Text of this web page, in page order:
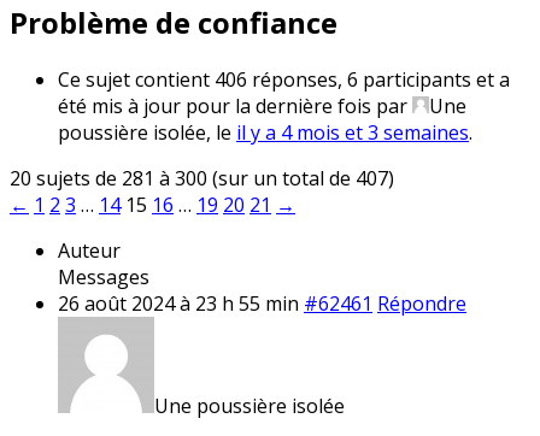
Problème de confiance
Ce sujet contient 406 réponses, 6 participants et a
été mis à jour pour la dernière fois par
Une
poussière isolée, le il y a 4 mois et 3 semaines.
20 sujets de 281 à 300 (sur un total de 407)
← 1 2 3 … 14 15 16 … 19 20 21 →
Auteur
Messages
26 août 2024 à 23 h 55 min #62461 Répondre
Une poussière isolée